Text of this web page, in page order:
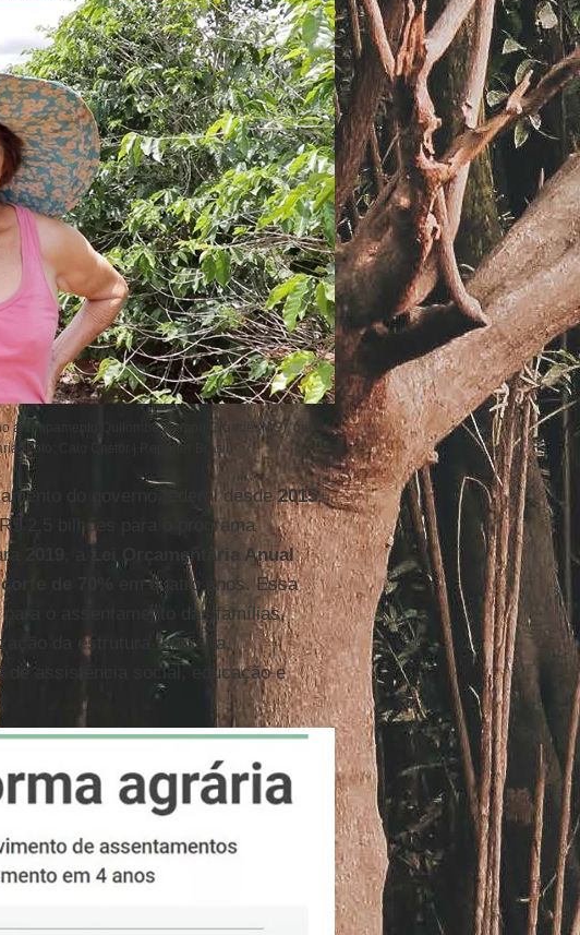
acampamento Quilombo Campo Grande (MG), que
(Foto: Caio Castor | Repórter Brasil)
do governo federal desde2015.
2,5 bilhões para o programa
Lei Orçamentária Anual
corte de 70%
em quatro anos. Essa
o assentamento das famílias,
da estrutura fundiária,
de assistência social, educação e